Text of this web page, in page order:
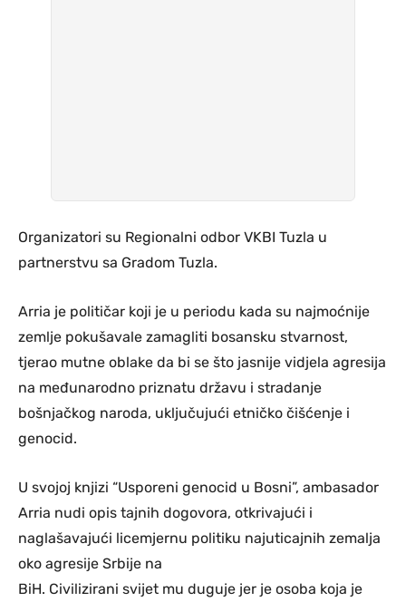
Organizatori su Regionalni odbor VKBI Tuzla u
partnerstvu sa Gradom Tuzla.
Arria je političar koji je u periodu kada su najmoćnije
zemlje pokušavale zamagliti bosansku stvarnost,
tjerao mutne oblake da bi se što jasnije vidjela agresija
na međunarodno priznatu državu i stradanje
bošnjačkog naroda, uključujući etničko čišćenje i
genocid.
U svojoj knjizi “Usporeni genocid u Bosni”, ambasador
Arria nudi opis tajnih dogovora, otkrivajući i
naglašavajući licemjernu politiku najuticajnih zemalja
oko agresije Srbije na
BiH. Civilizirani svijet mu duguje jer je osoba koja je